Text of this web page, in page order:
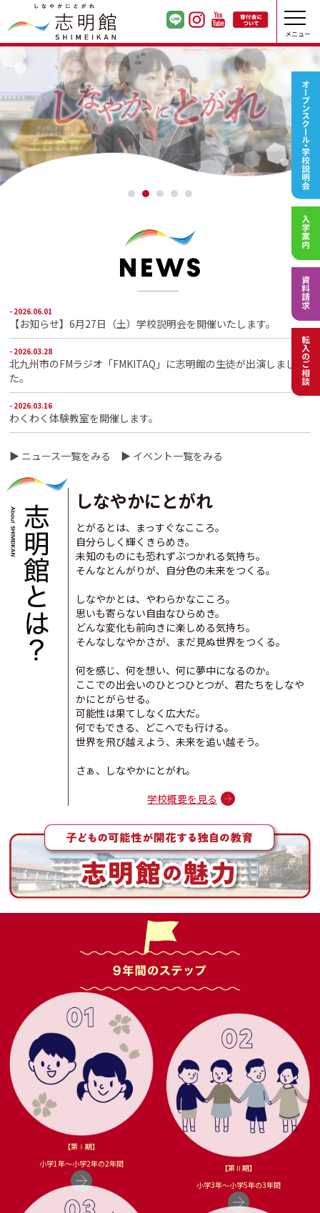
メニュー
- 2026.06.01
【お知らせ】6月27日（土）学校説明会を開催いたします。
- 2026.03.28
北九州市のFMラジオ「FMKITAQ」に志明館の生徒が出演しまし
た。
- 2026.03.16
わくわく体験教室を開催します。
マイクロバスドライバーを募集します。
- 2025.12.24
令和8年度 小学校養護教諭を募集します。
- 2025.12.16
「校長室から」更新いたしました。
- 2025.12.04
わくわく体験教室を開催します
- 2025.12.04
公開授業・給食体験を開催します。
- 2025.11.12
受配者指定寄付金の報告について
Web出願開始しました
夏のわくわく体験教室の開催
プレスクール 参加受付開始しました
- 2025.05.02
「校長室から」更新しました。
- 2024.12.01
「志明館だより」12月号を公開しました。
「教員紹介ページ」がアップされました！
- 2024.08.28
臨時休校のお知らせ
- 2024.07.06
ホームページが新しくなりました！
▶ ニュース一覧をみる ▶ イベント一覧をみる
しなやかにとがれ
とがるとは、まっすぐなこころ。
自分らしく輝くきらめき。
未知のものにも恐れずぶつかれる気持ち。
そんなとんがりが、自分色の未来をつくる。
しなやかとは、やわらかなこころ。
思いも寄らない自由なひらめき。
どんな変化も前向きに楽しめる気持ち。
そんなしなやかさが、まだ見ぬ世界をつくる。
何を感じ、何を想い、何に夢中になるのか。
ここでの出会いのひとつひとつが、君たちをしなや
かにとがらせる。
可能性は果てしなく広大だ。
何でもできる、どこへでも行ける。
世界を飛び越えよう、未来を追い越そう。
さぁ、しなやかにとがれ。
学校概要を見る
【第Ⅰ期】
小学1年〜小学2年の2年間
【第Ⅱ期】
小学3年〜小学5年の3年間